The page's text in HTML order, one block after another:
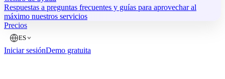
Respuestas a preguntas frecuentes y guías para aprovechar al
máximo nuestros servicios
Precios
ES
Iniciar sesiónDemo gratuita